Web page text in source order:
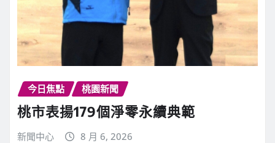
今日焦點 桃園新聞
桃市表揚179個淨零永續典範
新聞中心 8 月 6, 2026